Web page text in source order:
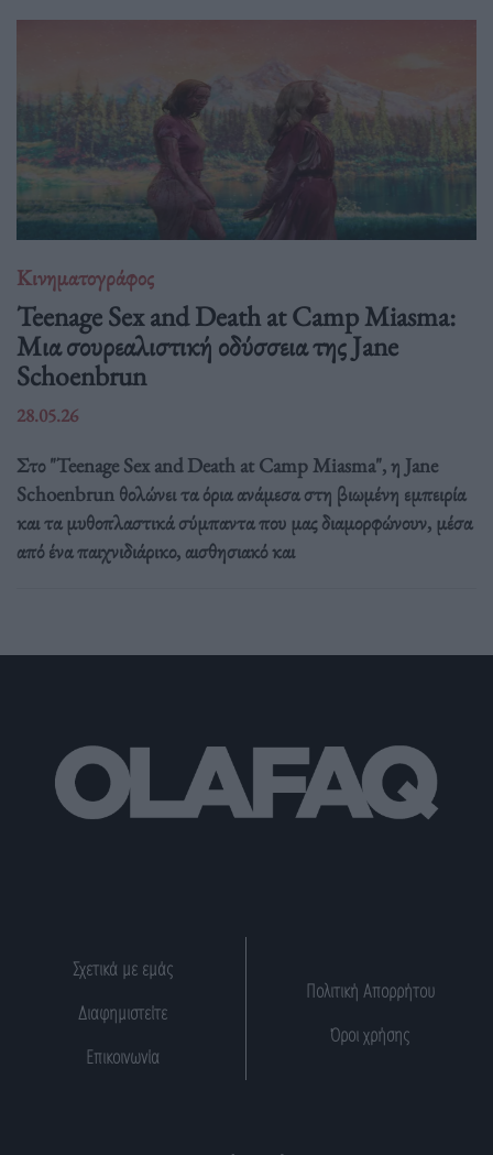
Κινηματογράφος
Teenage Sex and Death at Camp Miasma:
Μια σουρεαλιστική οδύσσεια της Jane
Schoenbrun
28.05.26
Στο "Teenage Sex and Death at Camp Miasma", η Jane
Schoenbrun θολώνει τα όρια ανάμεσα στη βιωμένη εμπειρία
και τα μυθοπλαστικά σύμπαντα που μας διαμορφώνουν, μέσα
από ένα παιχνιδιάρικο, αισθησιακό και
Σχετικά με εμάς
Διαφημιστείτε
Επικοινωνία
Πολιτική Απορρήτου
Όροι χρήσης